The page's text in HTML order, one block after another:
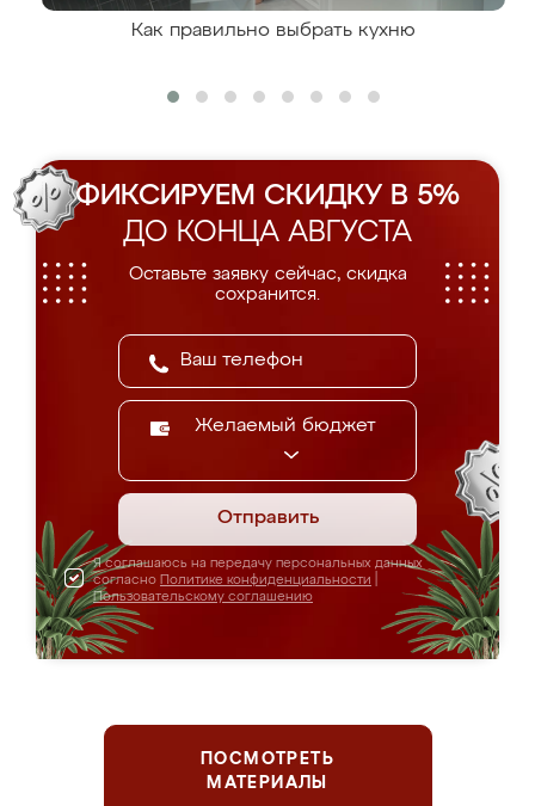
Как правильно выбрать кухню
ФИКСИРУЕМ СКИДКУ В 5%
ДО КОНЦА АВГУСТА
Оставьте заявку сейчас, скидка
сохранится.
Желаемый бюджет
Отправить
Я соглашаюсь на передачу персональных данных
согласно Политике конфиденциальности
Пользовательскому соглашению
ПОСМОТРЕТЬ
МАТЕРИАЛЫ